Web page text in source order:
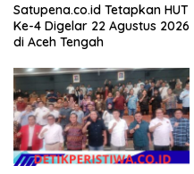
Satupena.co.id Tetapkan HUT
Ke-4 Digelar 22 Agustus 2026
di Aceh Tengah